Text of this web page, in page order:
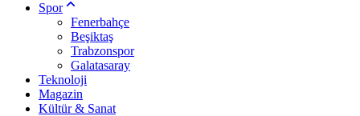
Spor
Fenerbahçe
Beşiktaş
Trabzonspor
Galatasaray
Teknoloji
Magazin
Kültür & Sanat